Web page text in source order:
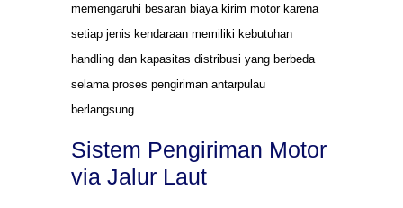
memengaruhi besaran biaya kirim motor karena
setiap jenis kendaraan memiliki kebutuhan
handling dan kapasitas distribusi yang berbeda
selama proses pengiriman antarpulau
berlangsung.
Sistem Pengiriman Motor
via Jalur Laut